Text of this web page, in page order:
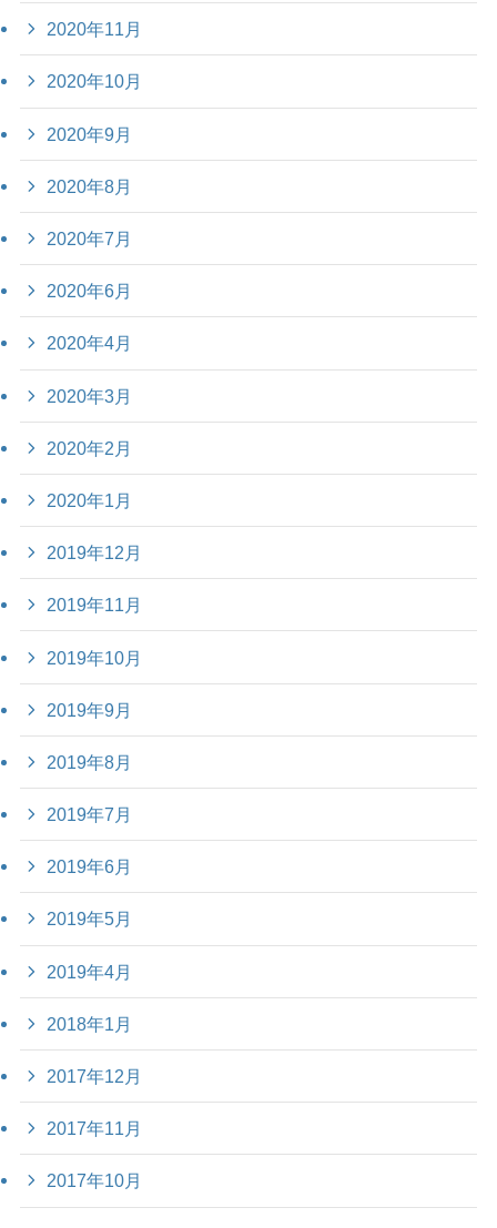
2020年11月
2020年10月
2020年9月
2020年8月
2020年7月
2020年6月
2020年4月
2020年3月
2020年2月
2020年1月
2019年12月
2019年11月
2019年10月
2019年9月
2019年8月
2019年7月
2019年6月
2019年5月
2019年4月
2018年1月
2017年12月
2017年11月
2017年10月